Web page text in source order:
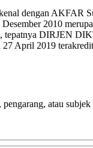
dengan AKFAR
2010
DIRJEN
April 2019
atau subjek